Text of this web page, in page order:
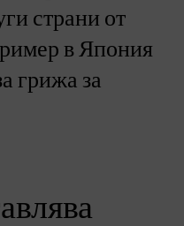
страни от
в Япония
грижа за